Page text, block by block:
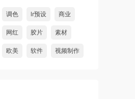
调色 lr预设 商业
网红 胶片 素材
欧美 软件 视频制作